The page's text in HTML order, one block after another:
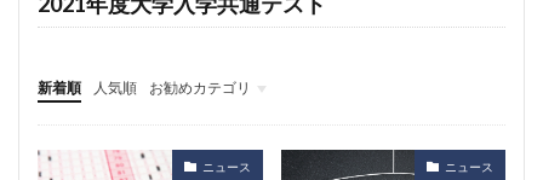
新着順 人気順
お勧めカテゴリ
ニュース
自主調査
コラム
カテゴリ
ニュース ニュース